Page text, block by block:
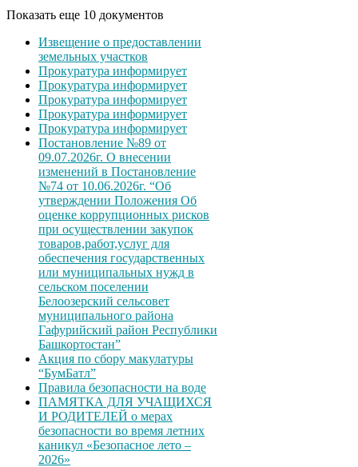
Показать еще 10 документов
Извещение о предоставлении
земельных участков
Прокуратура информирует
Прокуратура информирует
Прокуратура информирует
Прокуратура информирует
Прокуратура информирует
Постановление №89 от
09.07.2026г. О внесении
изменений в Постановление
№74 от 10.06.2026г. “Об
утверждении Положения Об
оценке коррупционных рисков
при осуществлении закупок
товаров,работ,услуг для
обеспечения государственных
или муниципальных нужд в
сельском поселении
Белоозерский сельсовет
муниципального района
Гафурийский район Республики
Башкортостан”
Акция по сбору макулатуры
“БумБатл”
Правила безопасности на воде
ПАМЯТКА ДЛЯ УЧАЩИХСЯ
И РОДИТЕЛЕЙ о мерах
безопасности во время летних
каникул «Безопасное лето –
2026»